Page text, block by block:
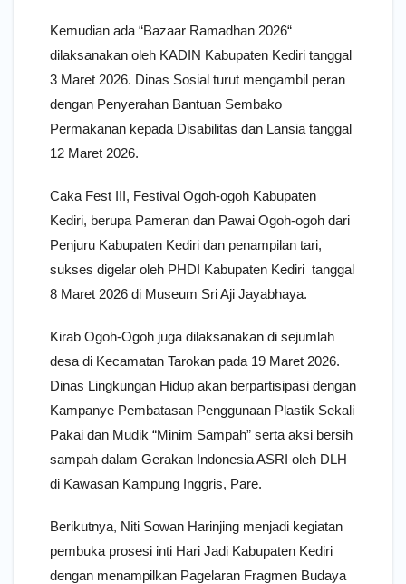
Kemudian ada “Bazaar Ramadhan 2026“
dilaksanakan oleh KADIN Kabupaten Kediri tanggal
3 Maret 2026. Dinas Sosial turut mengambil peran
dengan Penyerahan Bantuan Sembako
Permakanan kepada Disabilitas dan Lansia tanggal
12 Maret 2026.
Caka Fest III, Festival Ogoh-ogoh Kabupaten
Kediri, berupa Pameran dan Pawai Ogoh-ogoh dari
Penjuru Kabupaten Kediri dan penampilan tari,
sukses digelar oleh PHDI Kabupaten Kediri tanggal
8 Maret 2026 di Museum Sri Aji Jayabhaya.
Kirab Ogoh-Ogoh juga dilaksanakan di sejumlah
desa di Kecamatan Tarokan pada 19 Maret 2026.
Dinas Lingkungan Hidup akan berpartisipasi dengan
Kampanye Pembatasan Penggunaan Plastik Sekali
Pakai dan Mudik “Minim Sampah” serta aksi bersih
sampah dalam Gerakan Indonesia ASRI oleh DLH
di Kawasan Kampung Inggris, Pare.
Berikutnya, Niti Sowan Harinjing menjadi kegiatan
pembuka prosesi inti Hari Jadi Kabupaten Kediri
dengan menampilkan Pagelaran Fragmen Budaya